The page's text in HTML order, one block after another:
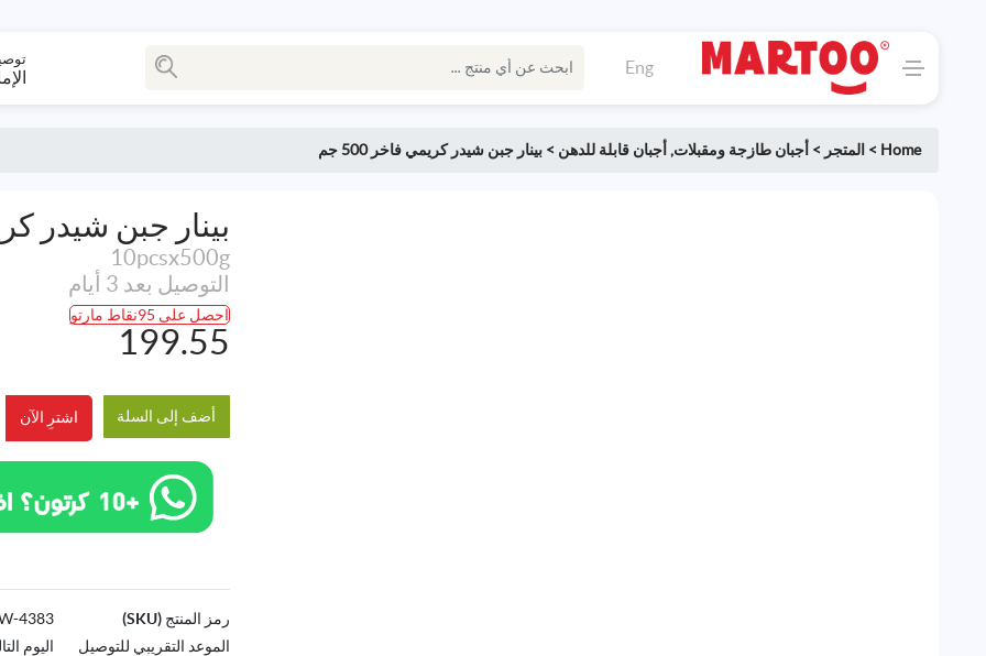
Eng
Home
> المتجر > أجبان طازجة ومقبلات, أجبان قابلة للدهن >بينار جبن شيدر كريمي فاخر 500 جم
بينار جبن شيدر كريمي
10pcsx500g
التوصيل بعد 3 أيام
احصل على 95نقاط مارتو
199.55
أضف إلى السلة اشترِ الآن
رمز المنتج (SKU)
4383-AW
الموعد التقريبي للتوصيل
اليوم